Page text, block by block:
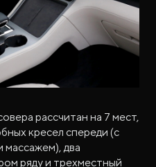
рассчитан на 7 мест,
кресел спереди (с
массажем), два
ряду и трехместный